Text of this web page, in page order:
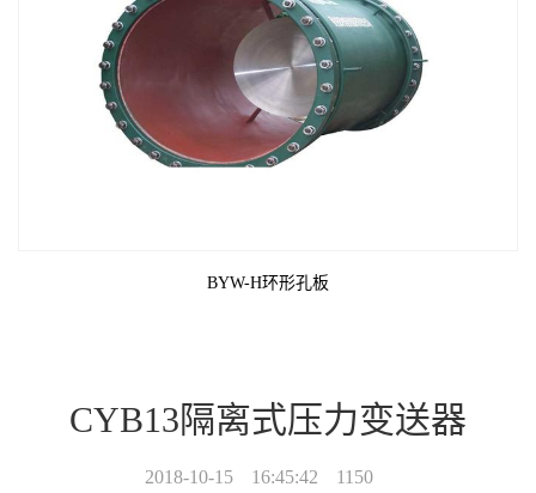
BYW-H环形孔板
CYB13隔离式压力变送器
2018-10-15 16:45:42 1150